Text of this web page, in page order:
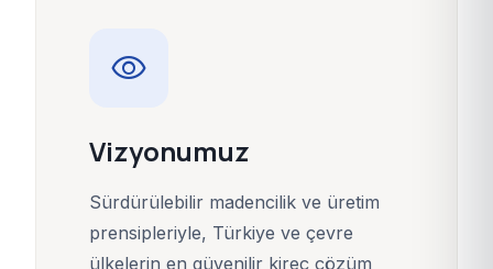
visibility
Vizyonumuz
Sürdürülebilir madencilik ve üretim
prensipleriyle, Türkiye ve çevre
ülkelerin en güvenilir kireç çözüm